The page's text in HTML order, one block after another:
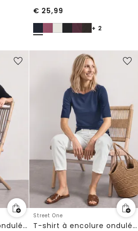
€ 25,99
+ 2
T-shirt à encolure ondulée, couleur unie
Street One
T-shirt à encolure ondulée, couleur unie